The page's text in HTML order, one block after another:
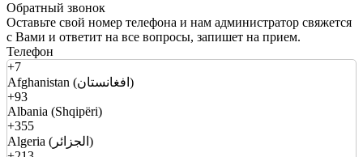
Обратный звонок
Оставьте свой номер телефона и нам администратор свяжется
с Вами и ответит на все вопросы, запишет на прием.
Телефон
+7
Afghanistan (افغانستان)
+93
Albania (Shqipëri)
+355
Algeria (الجزائر)